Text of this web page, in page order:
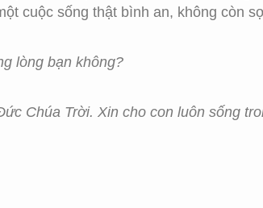
cuộc sống thật bình an, không còn
lòng bạn không?
Chúa Trời. Xin cho con luôn sống